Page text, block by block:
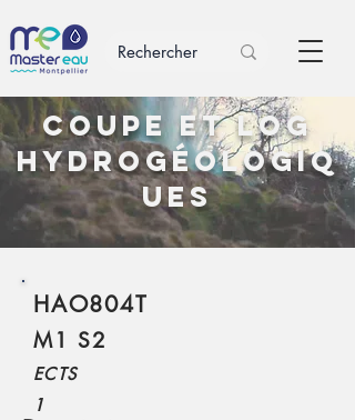
Coupe et log
hydrogéologiq
ues
HAO804T
M1 S2
ECTS
1